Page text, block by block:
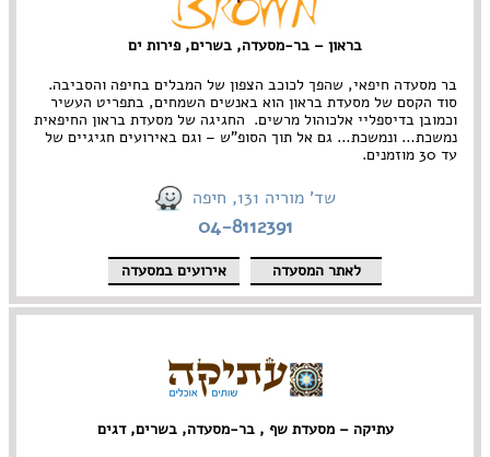
בראון – בר-מסעדה, בשרים, פירות ים
בר מסעדה חיפאי, שהפך לכוכב הצפון של המבלים בחיפה והסביבה.
סוד הקסם של מסעדת בראון הוא באנשים השמחים, בתפריט העשיר
וכמובן בדיספליי אלכוהול מרשים. החגיגה של מסעדת בראון החיפאית
נמשכת… ונמשכת… גם אל תוך הסופ"ש – וגם באירועים חגיגיים של
עד 30 מוזמנים.
שד' מוריה 131, חיפה
04-8112391
לאתר המסעדה אירועים במסעדה
עתיקה – מסעדת שף , בר-מסעדה, בשרים, דגים